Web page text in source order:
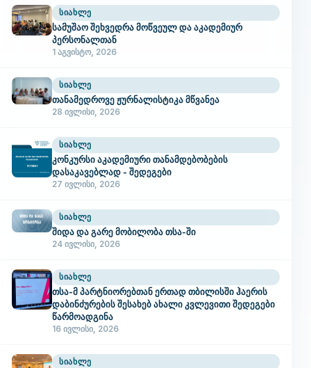
ᲡᲘᲐᲮᲚᲔ
სამუშაო შეხვედრა მოწვეულ და აკადემიურ
პერსონალთან
1 აგვისტო, 2026
ᲡᲘᲐᲮᲚᲔ
თანამედროვე ჟურნალისტიკა მწვანეა
28 ივლისი, 2026
ᲡᲘᲐᲮᲚᲔ
კონკურსი აკადემიური თანამდებობების
დასაკავებლად - შედეგები
27 ივლისი, 2026
ᲡᲘᲐᲮᲚᲔ
შიდა და გარე მობილობა თსა-ში
24 ივლისი, 2026
ᲡᲘᲐᲮᲚᲔ
თსა-მ პარტნიორებთან ერთად თბილისში ჰაერის
დაბინძურების შესახებ ახალი კვლევითი შედეგები
წარმოადგინა
16 ივლისი, 2026
ᲡᲘᲐᲮᲚᲔ